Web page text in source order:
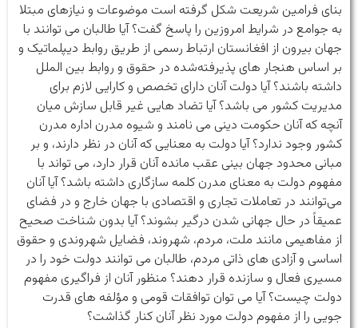
بنای فرامین شریعت شکل گرفته است موضوعات و نیازهای مبتلا
به جوامع در شرایط امروزین را پاسخ گفت؟ آیا طالبان می توانند با
جهان بیرون از افغانستان ارتباط رسمی از طریق روابط دیپلماتیک و
بر اساس هنجار های پذیرفته‌شده در حقوق و روابط بین الملل
داشته باشند؟ آیا دولت آنان دارای تخصص و کارایی لازم برای
مدیریت کشور می باشد؟ آیا تضاد هایی غیر قابل سازش میان
آنچه که آنان حکومت دینی می نامند و شیوه مدرن اداره مدرن
کشور وجود ندارد؟ آیا دولت به معنایی که آنان در نظر دارند، و بر
مبانی محدود جهان بینی عقب مانده آنان قرار دارد، می تواند با
مفهوم دولت به معنای مدرن کلمه سازگاری داشته باشد؟ آیا آنان
می‌توانند در تعاملات تجاری و اقتصادی با جهان خارج و در فضای
عمیقاً در حال جهانی شدن درگیر بشوند؟ آیا بدون شناخت صحیح
از مفاهیمی مانند ملت، مردم، شهروند، فضایل شهروندی و حقوق
اساسی و آزادی های ذاتی مردم، طالبان می توانند دولت خود را در
مسیری فعال و سازنده قرار دهند؟ منظور آنان از فراگیری مفهوم
دولت چیست؟ آیا می توان توافقات قومی و مؤلفه های قدرت
جویی را از مفهوم دولت مورد نظر آنان کنار گذاشت؟